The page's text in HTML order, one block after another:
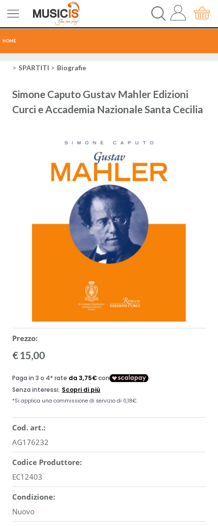
HOME
CHITARRE
TASTI
PERCUSSIONI
SPARTITI Biografie
Simone Caputo Gustav Mahler Edizioni
Curci e Accademia Nazionale Santa Cecilia
Prezzo:
€ 15,00
Cod. art.:
AG176232
Codice Produttore:
EC12403
Condizione:
Nuovo